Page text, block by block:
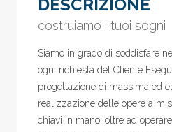
DESCRIZIONE
costruiamo i tuoi sogni
Siamo in grado di soddisfare
ogni richiesta del Cliente
progettazione di massima ed
realizzazione delle opere a
chiavi in mano, oltre ad